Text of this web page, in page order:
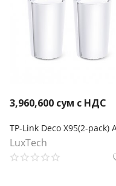
3,960,600 сум с НДС
LuxTech